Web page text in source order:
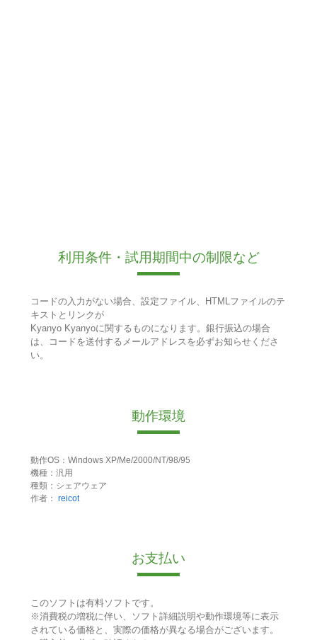
利用条件・試用期間中の制限など
コードの入力がない場合、設定ファイル、HTMLファイルのテ
キストとリンクが
Kyanyo Kyanyoに関するものになります。銀行振込の場合
は、コードを送付するメールアドレスを必ずお知らせくださ
い。
動作環境
動作OS：Windows XP/Me/2000/NT/98/95
機種：汎用
種類：シェアウェア
作者： reicot
お支払い
このソフトは有料ソフトです。
※消費税の増税に伴い、ソフト詳細説明や動作環境等に表示
されている価格と、実際の価格が異なる場合がございます。